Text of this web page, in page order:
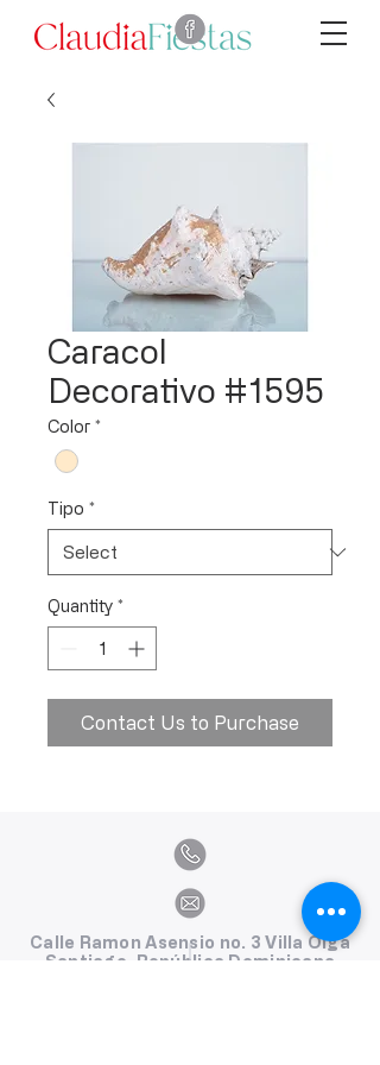
Caracol
Decorativo #1595
Color *
Tipo *
Quantity *
Contact Us to Purchase
Calle Ramon Asensio no. 3 Villa Olga
Santiago, República Dominicana